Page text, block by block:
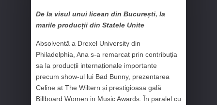
De la visul unui licean din București, la
marile producții din Statele Unite
Absolventă a Drexel University din
Philadelphia, Ana s-a remarcat prin contribuția
sa la producții internaționale importante
precum show-ul lui Bad Bunny, prezentarea
Celine at The Wiltern și prestigioasa gală
Billboard Women in Music Awards. În paralel cu